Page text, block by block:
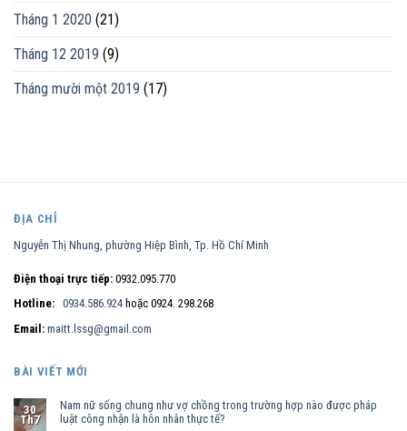
Tháng 1 2020 (21)
Tháng 12 2019 (9)
Tháng mười một 2019 (17)
ĐỊA CHỈ
Nguyễn Thị Nhung, phường Hiệp Bình, Tp. Hồ Chí Minh
Điện thoại trực tiếp: 0932.095.770
Hotline: 0934.586.924 hoặc 0924. 298.268
Email: maitt.lssg@gmail.com
BÀI VIẾT MỚI
30
Th7
Nam nữ sống chung như vợ chồng trong trường hợp nào được pháp
luật công nhận là hôn nhân thực tế?